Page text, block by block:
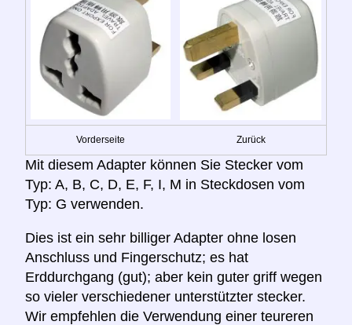
Vorderseite Zurück
Mit diesem Adapter können Sie Stecker vom
Typ: A, B, C, D, E, F, I, M in Steckdosen vom
Typ: G verwenden.
Dies ist ein sehr billiger Adapter ohne losen
Anschluss und Fingerschutz; es hat
Erddurchgang (gut); aber kein guter griff wegen
so vieler verschiedener unterstützter stecker.
Wir empfehlen die Verwendung einer teureren